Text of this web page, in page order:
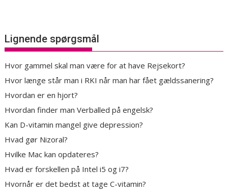
Lignende spørgsmål
Hvor gammel skal man være for at have Rejsekort?
Hvor længe står man i RKI når man har fået gældssanering?
Hvordan er en hjort?
Hvordan finder man Verballed på engelsk?
Kan D-vitamin mangel give depression?
Hvad gør Nizoral?
Hvilke Mac kan opdateres?
Hvad er forskellen på Intel i5 og i7?
Hvornår er det bedst at tage C-vitamin?